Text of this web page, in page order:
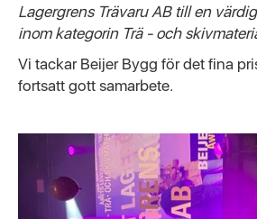
Lagergrens Trävaru AB till en
inom kategorin Trä - och
Vi tackar Beijer Bygg för det fina
fortsatt gott samarbete.